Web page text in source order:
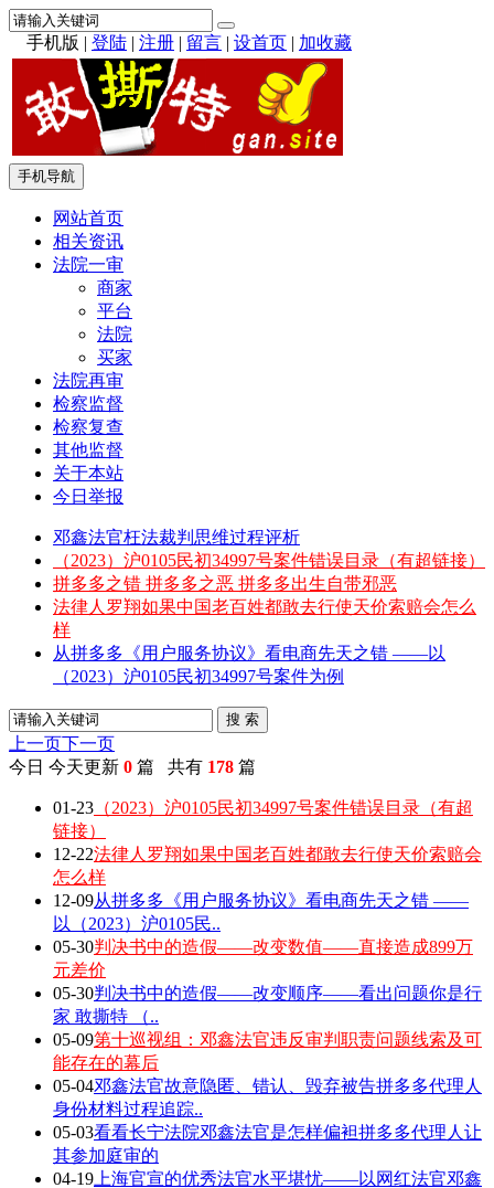
手机版 | 登陆 | 注册 | 留言 | 设首页 | 加收藏
手机导航
网站首页
相关资讯
法院一审
商家
平台
法院
买家
法院再审
检察监督
检察复查
其他监督
关于本站
今日举报
邓鑫法官枉法裁判思维过程评析
（2023）沪0105民初34997号案件错误目录（有超链接）
拼多多之错 拼多多之恶 拼多多出生自带邪恶
法律人罗翔如果中国老百姓都敢去行使天价索赔会怎么
样
从拼多多《用户服务协议》看电商先天之错 ——以
（2023）沪0105民初34997号案件为例
搜 索
上一页下一页
今日 今天更新 0 篇 共有 178 篇
01-23 （2023）沪0105民初34997号案件错误目录（有超
链接）
12-22法律人罗翔如果中国老百姓都敢去行使天价索赔会
怎么样
12-09从拼多多《用户服务协议》看电商先天之错 ——
以（2023）沪0105民..
05-30判决书中的造假——改变数值——直接造成899万
元差价
05-30判决书中的造假——改变顺序——看出问题你是行
家 敢撕特 （..
05-09第十巡视组：邓鑫法官违反审判职责问题线索及可
能存在的幕后
05-04邓鑫法官故意隐匿、错认、毁弃被告拼多多代理人
身份材料过程追踪..
05-03看看长宁法院邓鑫法官是怎样偏袒拼多多代理人让
其参加庭审的
04-19 上海官宣的优秀法官水平堪忧——以网红法官邓鑫